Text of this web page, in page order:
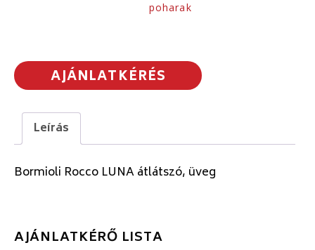
poharak
AJÁNLATKÉRÉS
Leírás
Bormioli Rocco LUNA átlátszó, üveg
AJÁNLATKÉRŐ LISTA